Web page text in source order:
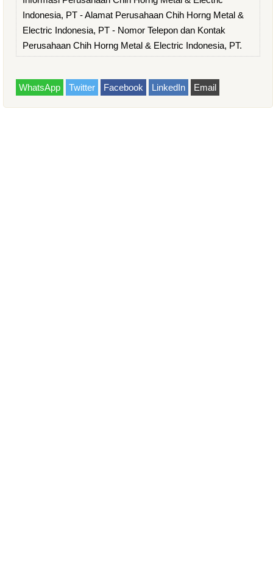
Indonesia, PT - Alamat Perusahaan Chih Horng Metal &
Electric Indonesia, PT - Nomor Telepon dan Kontak
Perusahaan Chih Horng Metal & Electric Indonesia, PT.
WhatsApp Twitter Facebook LinkedIn Email